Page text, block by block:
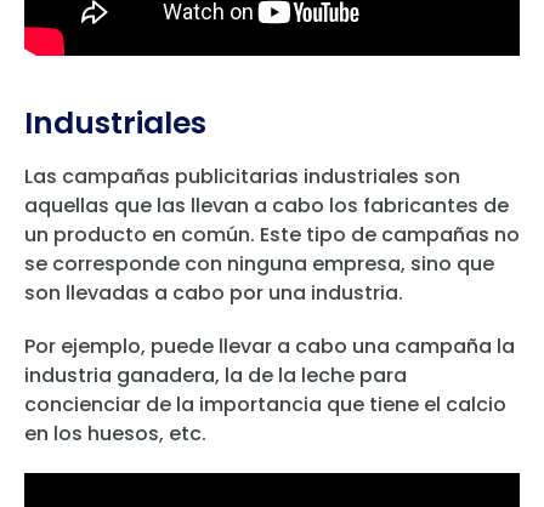
Industriales
Las campañas publicitarias industriales son
aquellas que las llevan a cabo los fabricantes de
un producto en común. Este tipo de campañas no
se corresponde con ninguna empresa, sino que
son llevadas a cabo por una industria.
Por ejemplo, puede llevar a cabo una campaña la
industria ganadera, la de la leche para
concienciar de la importancia que tiene el calcio
en los huesos, etc.